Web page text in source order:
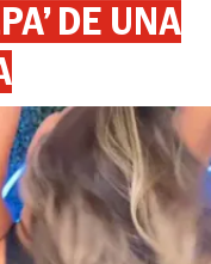
DE UNA